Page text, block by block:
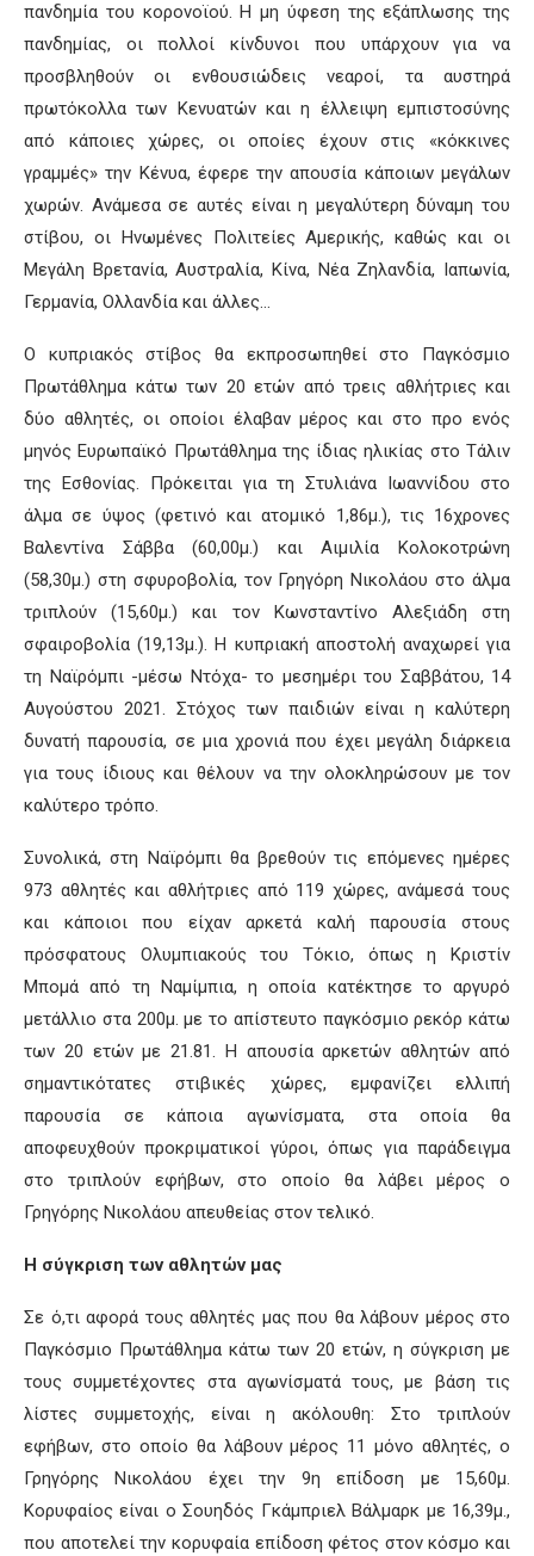
πανδημία του κορονοϊού. Η μη ύφεση της εξάπλωσης της
πανδημίας, οι πολλοί κίνδυνοι που υπάρχουν για να
προσβληθούν οι ενθουσιώδεις νεαροί, τα αυστηρά
πρωτόκολλα των Κενυατών και η έλλειψη εμπιστοσύνης
από κάποιες χώρες, οι οποίες έχουν στις «κόκκινες
γραμμές» την Κένυα, έφερε την απουσία κάποιων μεγάλων
χωρών. Ανάμεσα σε αυτές είναι η μεγαλύτερη δύναμη του
στίβου, οι Ηνωμένες Πολιτείες Αμερικής, καθώς και οι
Μεγάλη Βρετανία, Αυστραλία, Κίνα, Νέα Ζηλανδία, Ιαπωνία,
Γερμανία, Ολλανδία και άλλες…
Ο κυπριακός στίβος θα εκπροσωπηθεί στο Παγκόσμιο
Πρωτάθλημα κάτω των 20 ετών από τρεις αθλήτριες και
δύο αθλητές, οι οποίοι έλαβαν μέρος και στο προ ενός
μηνός Ευρωπαϊκό Πρωτάθλημα της ίδιας ηλικίας στο Τάλιν
της Εσθονίας. Πρόκειται για τη Στυλιάνα Ιωαννίδου στο
άλμα σε ύψος (φετινό και ατομικό 1,86μ.), τις 16χρονες
Βαλεντίνα Σάββα (60,00μ.) και Αιμιλία Κολοκοτρώνη
(58,30μ.) στη σφυροβολία, τον Γρηγόρη Νικολάου στο άλμα
τριπλούν (15,60μ.) και τον Κωνσταντίνο Αλεξιάδη στη
σφαιροβολία (19,13μ.). Η κυπριακή αποστολή αναχωρεί για
τη Ναϊρόμπι -μέσω Ντόχα- το μεσημέρι του Σαββάτου, 14
Αυγούστου 2021. Στόχος των παιδιών είναι η καλύτερη
δυνατή παρουσία, σε μια χρονιά που έχει μεγάλη διάρκεια
για τους ίδιους και θέλουν να την ολοκληρώσουν με τον
καλύτερο τρόπο.
Συνολικά, στη Ναϊρόμπι θα βρεθούν τις επόμενες ημέρες
973 αθλητές και αθλήτριες από 119 χώρες, ανάμεσά τους
και κάποιοι που είχαν αρκετά καλή παρουσία στους
πρόσφατους Ολυμπιακούς του Τόκιο, όπως η Κριστίν
Μπομά από τη Ναμίμπια, η οποία κατέκτησε το αργυρό
μετάλλιο στα 200μ. με το απίστευτο παγκόσμιο ρεκόρ κάτω
των 20 ετών με 21.81. Η απουσία αρκετών αθλητών από
σημαντικότατες στιβικές χώρες, εμφανίζει ελλιπή
παρουσία σε κάποια αγωνίσματα, στα οποία θα
αποφευχθούν προκριματικοί γύροι, όπως για παράδειγμα
στο τριπλούν εφήβων, στο οποίο θα λάβει μέρος ο
Γρηγόρης Νικολάου απευθείας στον τελικό.
Η σύγκριση των αθλητών μας
Σε ό,τι αφορά τους αθλητές μας που θα λάβουν μέρος στο
Παγκόσμιο Πρωτάθλημα κάτω των 20 ετών, η σύγκριση με
τους συμμετέχοντες στα αγωνίσματά τους, με βάση τις
λίστες συμμετοχής, είναι η ακόλουθη: Στο τριπλούν
εφήβων, στο οποίο θα λάβουν μέρος 11 μόνο αθλητές, ο
Γρηγόρης Νικολάου έχει την 9η επίδοση με 15,60μ.
Κορυφαίος είναι ο Σουηδός Γκάμπριελ Βάλμαρκ με 16,39μ.,
που αποτελεί την κορυφαία επίδοση φέτος στον κόσμο και